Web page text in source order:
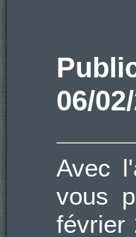
06/
Avec
vous
février